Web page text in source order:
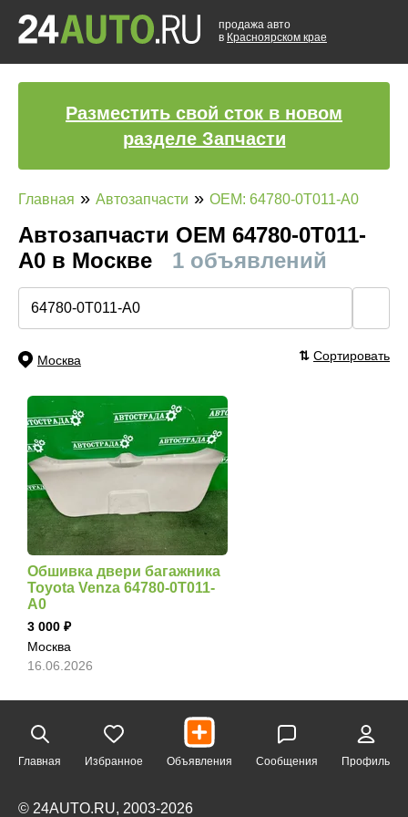
продажа авто
в Красноярском крае
Разместить свой сток в новом
разделе Запчасти
Главная » Автозапчасти » OEM: 64780-0T011-A0
Автозапчасти ОЕМ 64780-0T011-
A0 в Москве
1 объявлений
Москва ⇅ Сортировать
Обшивка двери багажника
Toyota Venza 64780-0T011-
A0
3 000
Москва
16.06.2026
Главная Избранное Объявления Сообщения Профиль
© 24AUTO.RU, 2003-2026